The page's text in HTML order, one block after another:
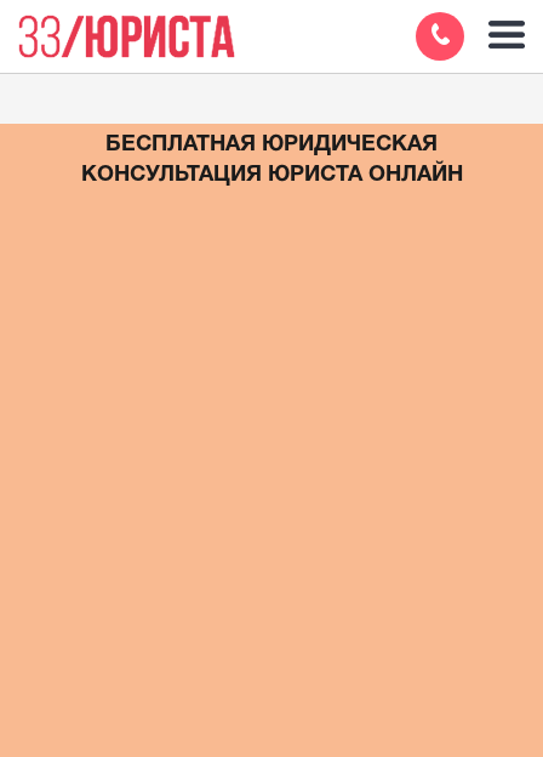
БЕСПЛАТНАЯ ЮРИДИЧЕСКАЯ
КОНСУЛЬТАЦИЯ ЮРИСТА ОНЛАЙН